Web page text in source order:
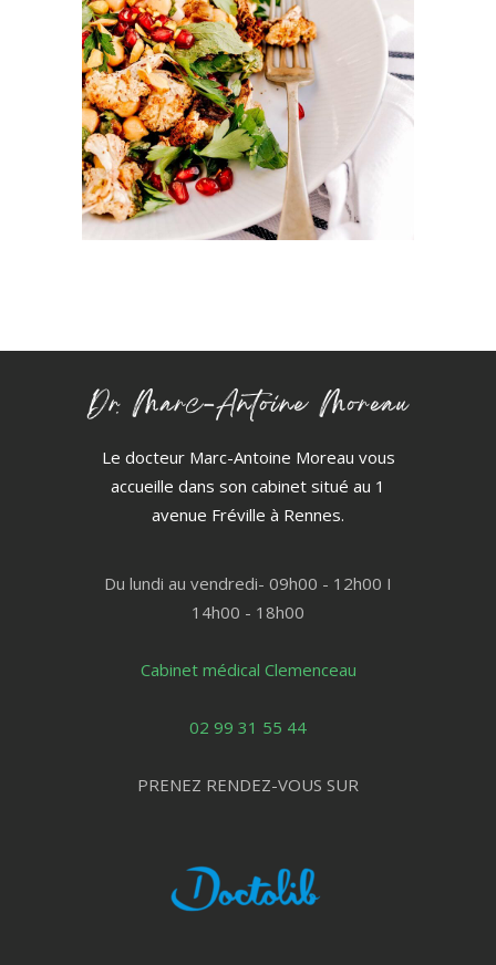
Le docteur Marc-Antoine Moreau vous
accueille dans son cabinet situé au 1
avenue Fréville à Rennes.
Du lundi au vendredi- 09h00 - 12h00 I
14h00 - 18h00
Cabinet médical Clemenceau
02 99 31 55 44
PRENEZ RENDEZ-VOUS SUR